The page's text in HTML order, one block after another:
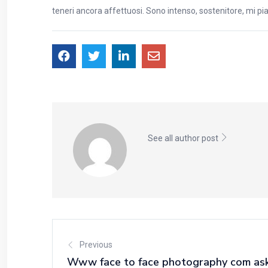
teneri ancora affettuosi. Sono intenso, sostenitore, mi
See all author post
Previous
Www face to face photography com